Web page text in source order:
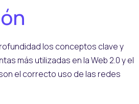
los conceptos clave y
más utilizadas en la Web 2.0 y el
el correcto uso de las redes